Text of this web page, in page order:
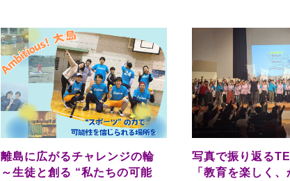
離島に広がるチャレンジの輪
～生徒と創る “私たちの可能
写真で振り返る
「教育を楽しく、